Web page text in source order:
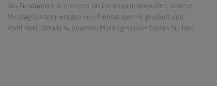
das Fundament in unserem Online Shop mitbestellen. Unsere
Montagepartner werden von Biohort speziell geschult und
zertifiziert. Details zu unserem Montageservice finden Sie hier.